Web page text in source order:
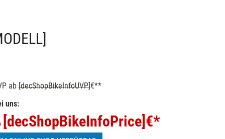
ab [decShopBikeInfoUVP]€**
uns:
[decShopBikeInfoPrice] €*